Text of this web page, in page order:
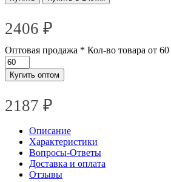
2406 ₽
Оптовая продажа * Кол-во товара от
Купить оптом
2187 ₽
Описание
Характеристики
Вопросы-Ответы
Доставка и оплата
Отзывы